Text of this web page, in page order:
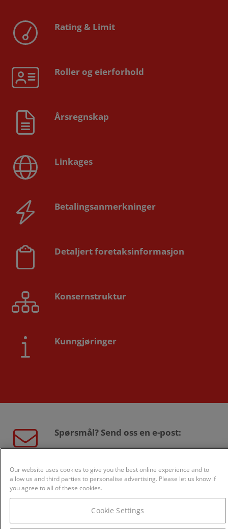
Rating & Limit
Roller og eierforhold
Årsregnskap
Linkages
Betalingsanmerkninger
Detaljert foretaksinformasjon
Konsernstruktur
Kunngjøringer
Spørsmål? Send oss en e-post:
800 24 868
Our website uses cookies to give you the best online experience and to
allow us and third parties to personalise advertising. Please let us know if
you agree to all of these cookies.
Cookie Settings